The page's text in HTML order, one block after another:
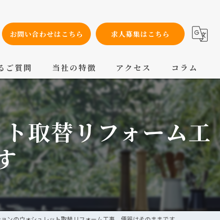
お問い合わせはこちら 求人募集はこちら
ご質問 当社の特徴
設備工事
内装工事
メンテナンス
配管工事
交換
アクセス コラム
取替リフォーム工